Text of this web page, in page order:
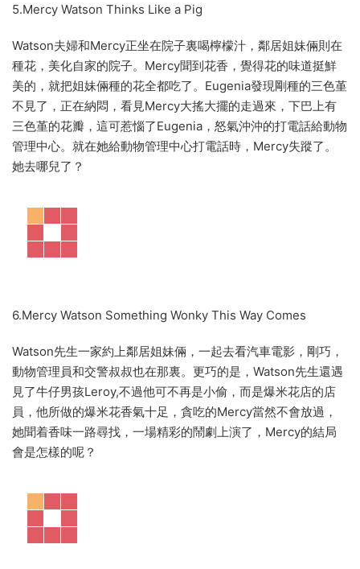
5.Mercy Watson Thinks Like a Pig
Watson夫婦和Mercy正坐在院子裏喝檸檬汁，鄰居姐妹倆則在
種花，美化自家的院子。Mercy聞到花香，覺得花的味道挺鮮
美的，就把姐妹倆種的花全都吃了。Eugenia發現剛種的三色堇
不見了，正在納悶，看見Mercy大搖大擺的走過來，下巴上有
三色堇的花瓣，這可惹惱了Eugenia，怒氣沖沖的打電話給動物
管理中心。就在她給動物管理中心打電話時，Mercy失蹤了。
她去哪兒了？
6.Mercy Watson Something Wonky This Way Comes
Watson先生一家約上鄰居姐妹倆，一起去看汽車電影，剛巧，
動物管理員和交警叔叔也在那裏。更巧的是，Watson先生還遇
見了牛仔男孩Leroy,不過他可不再是小偷，而是爆米花店的店
員，他所做的爆米花香氣十足，貪吃的Mercy當然不會放過，
她聞着香味一路尋找，一場精彩的鬧劇上演了，Mercy的結局
會是怎樣的呢？